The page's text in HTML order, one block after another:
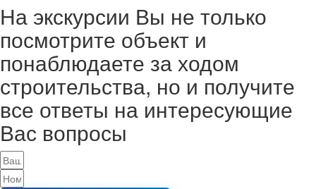
На экскурсии Вы не только
посмотрите объект и
понаблюдаете за ходом
строительства, но и получите
все ответы на интересующие
Вас вопросы